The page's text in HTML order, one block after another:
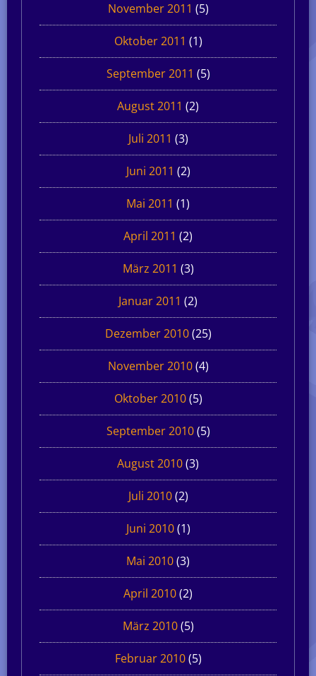
November 2011 (5)
Oktober 2011 (1)
September 2011 (5)
August 2011 (2)
Juli 2011 (3)
Juni 2011 (2)
Mai 2011 (1)
April 2011 (2)
März 2011 (3)
Januar 2011 (2)
Dezember 2010(25)
November 2010(4)
Oktober 2010(5)
September 2010(5)
August 2010(3)
Juli 2010(2)
Juni 2010(1)
Mai 2010(3)
April 2010(2)
März 2010(5)
Februar 2010(5)